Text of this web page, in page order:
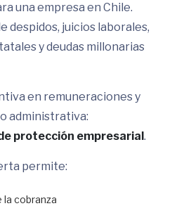
una empresa en Chile.
despidos, juicios laborales,
y deudas millonarias
en remuneraciones y
administrativa:
protección empresarial.
permite:
cobranza